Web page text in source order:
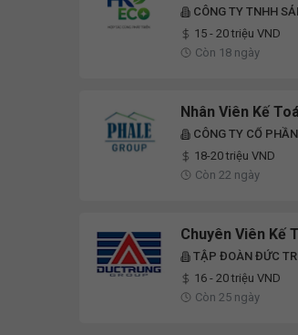
CÔNG TY TNHH
15 - 20 triệu VND
Còn 18 ngày
Nhân Viên Kế
CÔNG TY CỔ
18-20 triệu VND
Còn 22 ngày
Chuyên Viên Kế
TẬP ĐOÀN ĐỨC
16 - 20 triệu VND
Còn 25 ngày